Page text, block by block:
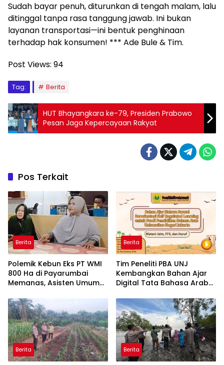
Sudah bayar penuh, diturunkan di tengah malam, lalu
ditinggal tanpa rasa tanggung jawab. Ini bukan
layanan transportasi—ini bentuk penghinaan
terhadap hak konsumen! *** Ade Bule & Tim.
Post Views: 94
Tag: Berita
HUT Bhayangkara ke-79, Presiden Prabowo
Pesan Jaga Kepercayaan Rakyat
Pos Terkait
Berita
Polemik Kebun Eks PT WMI
800 Ha di Payarumbai
Memanas, Asisten Umum
Tantang Presiden Prabowo
Berita
Tim Peneliti PBA UNJ
Kembangkan Bahan Ajar
Digital Tata Bahasa Arab
Interaktif untuk Mahasiswa
Pemula
Berita Berita